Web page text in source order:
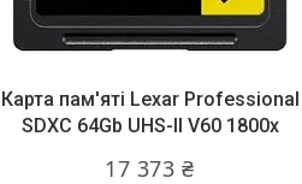
Карта пам'яті Lexar Professional
SDXC 64Gb UHS-II V60 1800x
17 373 ₴